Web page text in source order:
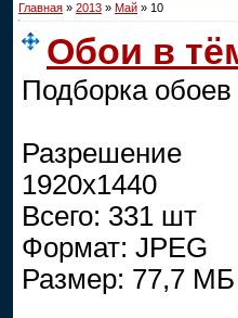
Главная » 2013 » Май » 10
Обои в
Подборка
1920х1440
Всего: 331 шт
Формат: JPEG
Размер: 77,7 МБ